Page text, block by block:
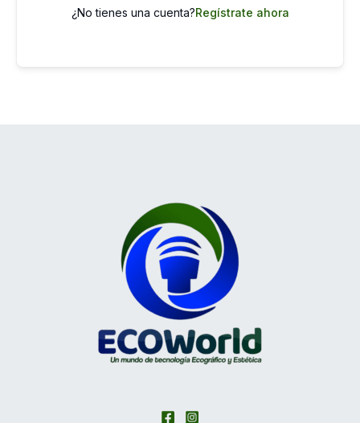
¿No tienes una cuenta?Regístrate ahora